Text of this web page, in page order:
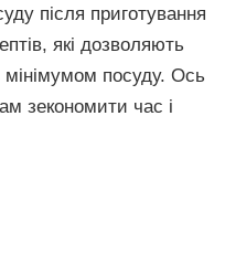
після приготування
які дозволяють
мінімумом посуду. Ось
зекономити час і